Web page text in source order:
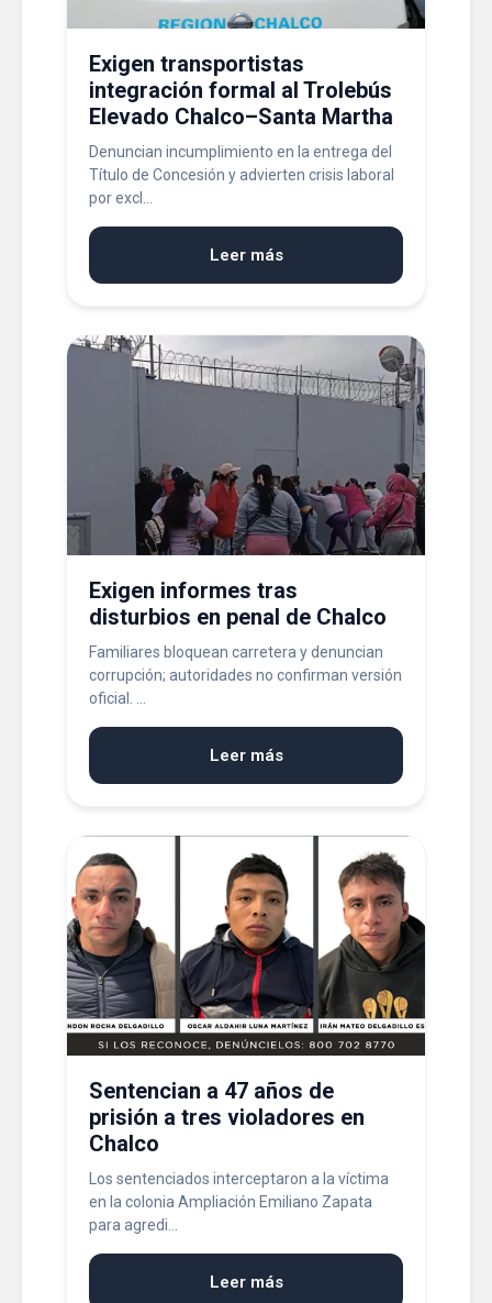
Exigen transportistas
integración formal al Trolebús
Elevado Chalco–Santa Martha
Denuncian incumplimiento en la entrega del
Título de Concesión y advierten crisis laboral
por excl...
Leer más
Exigen informes tras
disturbios en penal de Chalco
Familiares bloquean carretera y denuncian
corrupción; autoridades no confirman versión
oficial. ...
Leer más
Sentencian a 47 años de
prisión a tres violadores en
Chalco
Los sentenciados interceptaron a la víctima
en la colonia Ampliación Emiliano Zapata
para agredi...
Leer más